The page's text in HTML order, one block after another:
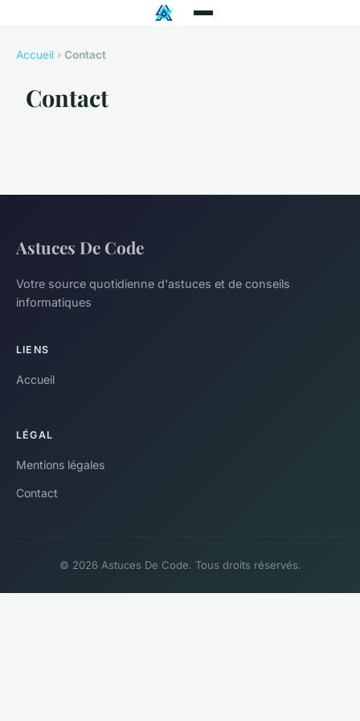
Accueil › Contact
Contact
Astuces De Code
Votre source quotidienne d'astuces et de conseils
informatiques
LIENS
Accueil
LÉGAL
Mentions légales
Contact
© 2026 Astuces De Code. Tous droits réservés.